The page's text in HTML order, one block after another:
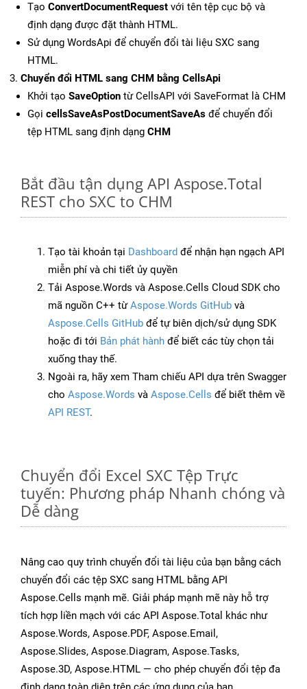
Tạo ConvertDocumentRequest với tên tệp cục bộ và
định dạng được đặt thành HTML.
Sử dụng WordsApi để chuyển đổi tài liệu SXC sang
HTML.
Chuyển đổi HTML sang CHM bằng CellsApi
Khởi tạo SaveOption từ CellsAPI với SaveFormat là CHM
Gọi cellsSaveAsPostDocumentSaveAs để chuyển đổi
tệp HTML sang định dạng CHM
Bắt đầu tận dụng API Aspose.Total
REST cho SXC to CHM
Tạo tài khoản tại Dashboard để nhận hạn ngạch API
miễn phí và chi tiết ủy quyền
Tải Aspose.Words và Aspose.Cells Cloud SDK cho
mã nguồn C++ từAspose.Words GitHub và
Aspose.Cells GitHub để tự biên dịch/sử dụng SDK
hoặc đi tới Bản phát hành để biết các tùy chọn tải
xuống thay thế.
Ngoài ra, hãy xem Tham chiếu API dựa trên Swagger
cho Aspose.Words và Aspose.Cells để biết thêm về
API REST.
Chuyển đổi Excel SXC Tệp Trực
tuyến: Phương pháp Nhanh chóng và
Dễ dàng
Nâng cao quy trình chuyển đổi tài liệu của bạn bằng cách
chuyển đổi các tệp SXC sang HTML bằng API
Aspose.Cells mạnh mẽ. Giải pháp mạnh mẽ này hỗ trợ
tích hợp liền mạch với các API Aspose.Total khác như
Aspose.Words, Aspose.PDF, Aspose.Email,
Aspose.Slides, Aspose.Diagram, Aspose.Tasks,
Aspose.3D, Aspose.HTML — cho phép chuyển đổi tệp đa